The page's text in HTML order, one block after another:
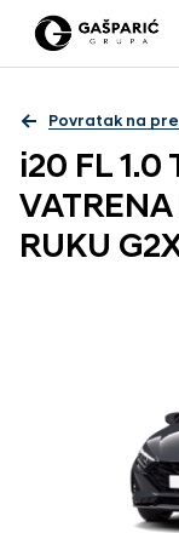
Povratak na
i20 FL 1.0
RUKU